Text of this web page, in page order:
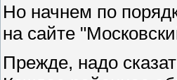
Но начнем по
на сайте
Прежде, надо